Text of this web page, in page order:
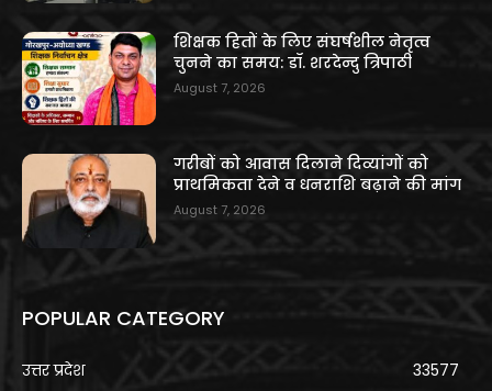
शिक्षक हितों के लिए संघर्षशील नेतृत्व
चुनने का समय: डॉ. शरदेन्दु त्रिपाठी
August 7, 2026
गरीबों को आवास दिलाने दिव्यांगों को
प्राथमिकता देने व धनराशि बढ़ाने की मांग
August 7, 2026
POPULAR CATEGORY
उत्तर प्रदेश
33577